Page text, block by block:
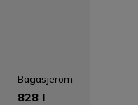
Bagasjerom
828 l